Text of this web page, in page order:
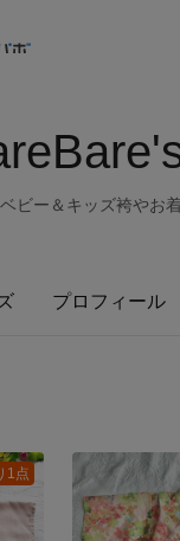
ビー＆キッズ袴やお
プロフィール
1点